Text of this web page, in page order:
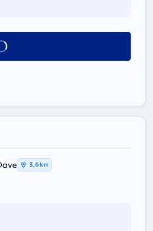
all
3,6 km